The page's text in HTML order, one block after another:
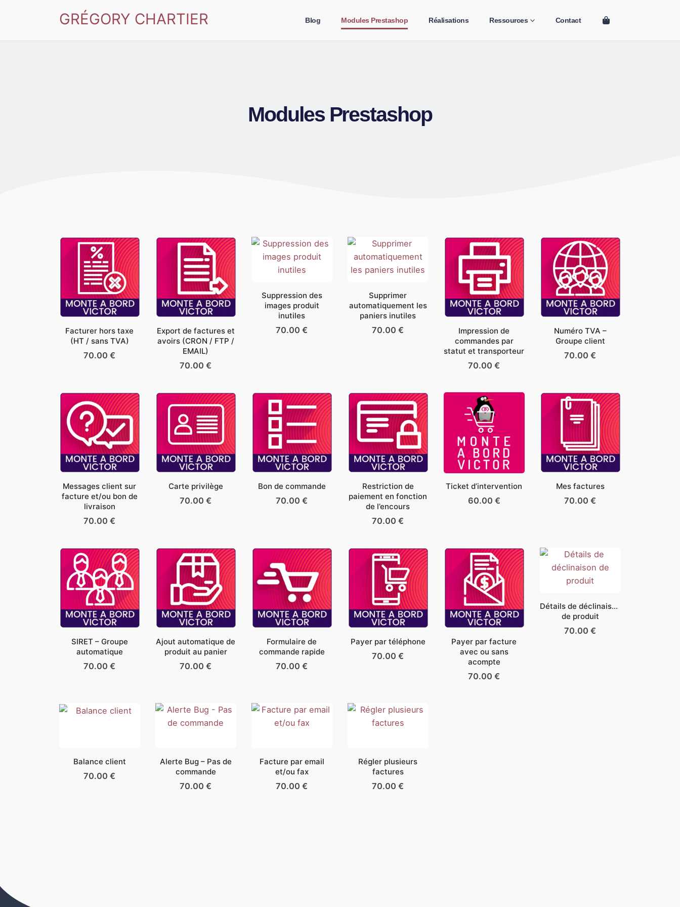
GRÉGORY CHARTIER Blog Modules Prestashop Réalisations Ressources Contact
Modules Prestashop
Facturer hors taxe
(HT / sans TVA)
70.00€
Export de factures et
avoirs (CRON / FTP /
EMAIL)
70.00€
Suppression des
images produit
inutiles
70.00€
Supprimer
automatiquement les
paniers inutiles
70.00€
Impression de
commandes par
statut et transporteur
70.00€
Numéro TVA –
Groupe client
70.00€
Messages client sur
facture et/ou bon de
livraison
70.00€
Carte privilège
70.00€
Bon de commande
70.00€
Restriction de
paiement en fonction
de l’encours
70.00€
Ticket d’intervention
60.00 €
Mes factures
70.00€
SIRET – Groupe
automatique
70.00€
Ajout automatique de
produit au panier
70.00€
Formulaire de
commande rapide
70.00€
Payer par téléphone
70.00€
Payer par facture
avec ou sans
acompte
70.00€
Détails de déclinaison
de produit
70.00€
Balance client
70.00€
Alerte Bug – Pas de
commande
70.00€
Facture par email
et/ou fax
70.00€
Régler plusieurs
factures
70.00€